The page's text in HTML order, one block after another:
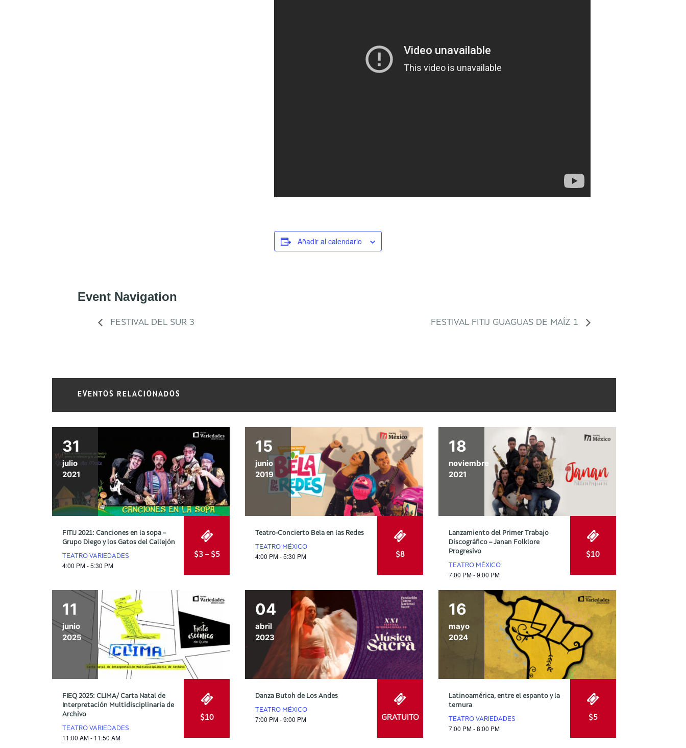
Añadir al calendario
Event Navigation
FESTIVAL DEL SUR 3 FESTIVAL FITIJ GUAGUAS DE MAÍZ 1
EVENTOS RELACIONADOS
31
julio
2021
FITIJ 2021: Canciones en la sopa –
Grupo Diego y los Gatos del Callejón
TEATRO VARIEDADES
4:00 PM - 5:30 PM
$3 – $5
15
junio
2019
Teatro-Concierto Bela en las Redes
TEATRO MÉXICO
4:00 PM - 5:30 PM $8
18
noviembre
2021
Lanzamiento del Primer Trabajo
Discográfico – Janan Folklore
Progresivo
TEATRO MÉXICO
7:00 PM - 9:00 PM
$10
11
junio
2025
FIEQ 2025: CLIMA/ Carta Natal de
Interpretación Multidisciplinaria de
Archivo
TEATRO VARIEDADES
11:00 AM - 11:50 AM
$10
04
abril
2023
Danza Butoh de Los Andes
TEATRO MÉXICO
7:00 PM - 9:00 PM GRATUITO
16
mayo
2024
Latinoamérica, entre el espanto y la
ternura
TEATRO VARIEDADES
7:00 PM - 8:00 PM
$5